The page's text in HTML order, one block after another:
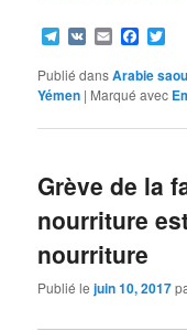
Telegram
VK Email
Publié dansArabie
Yémen | Marqué avec
Grève de la
nourriture
nourriture
Publié lejuin 10, 2017